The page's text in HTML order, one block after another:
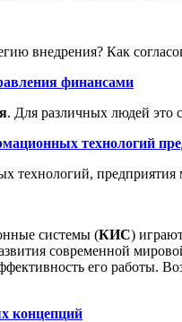
внедрения? Как
финансами
. Для различных людей это
технологий
технологий, предприятия
системы (КИС)
современной
его работы.
концепций